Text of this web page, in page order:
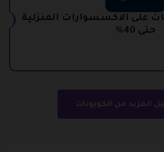
على الاكسسوارات المنزلية
حتى 40%